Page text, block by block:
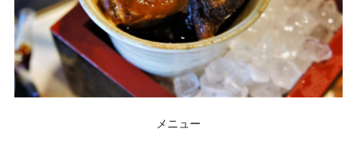
メニュー